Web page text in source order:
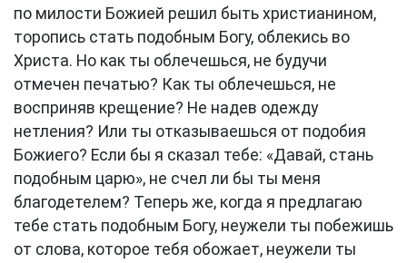
по милости Божией решил быть христианином,
торопись стать подобным Богу, облекись во
Христа. Но как ты облечешься, не будучи
отмечен печатью? Как ты облечешься, не
восприняв крещение? Не надев одежду
нетления? Или ты отказываешься от подобия
Божиего? Если бы я сказал тебе: «Давай, стань
подобным царю», не счел ли бы ты меня
благодетелем? Теперь же, когда я предлагаю
тебе стать подобным Богу, неужели ты побежишь
от слова, которое тебя обожает, неужели ты